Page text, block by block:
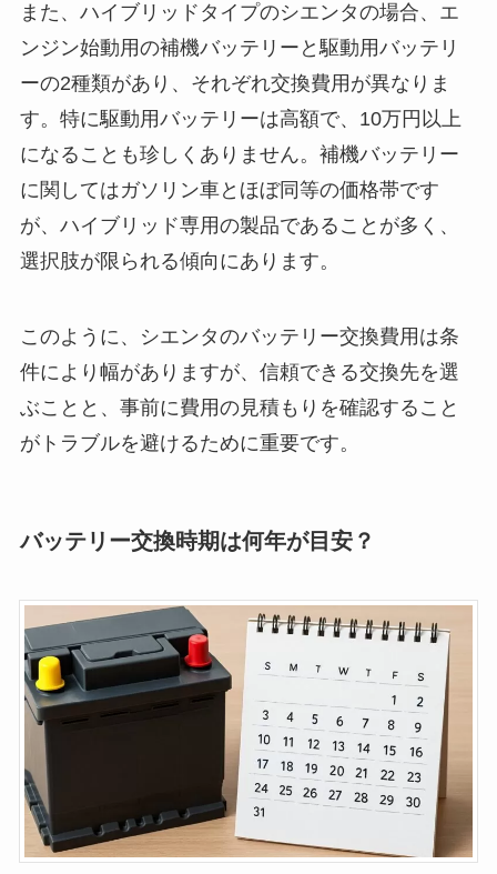
また、ハイブリッドタイプのシエンタの場合、エ
ンジン始動用の補機バッテリーと駆動用バッテリ
ーの2種類があり、それぞれ交換費用が異なりま
す。特に駆動用バッテリーは高額で、10万円以上
になることも珍しくありません。補機バッテリー
に関してはガソリン車とほぼ同等の価格帯です
が、ハイブリッド専用の製品であることが多く、
選択肢が限られる傾向にあります。
このように、シエンタのバッテリー交換費用は条
件により幅がありますが、信頼できる交換先を選
ぶことと、事前に費用の見積もりを確認すること
がトラブルを避けるために重要です。
バッテリー交換時期は何年が目安？